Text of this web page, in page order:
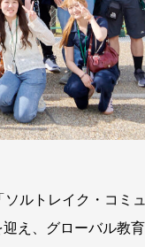
ルトレイク・コミ
え、グローバル教